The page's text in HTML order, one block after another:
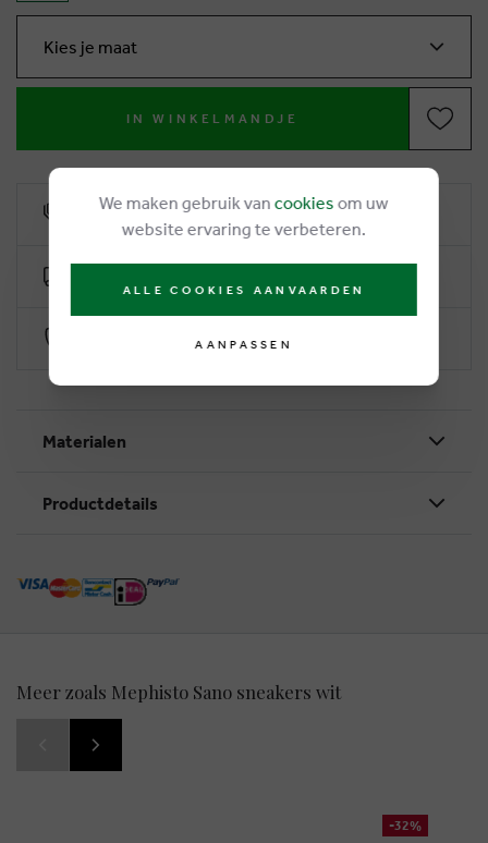
Kies je maat
IN WINKELMANDJE
6% klantenkorting
Veilig betalen via Worldline
Materialen
Productdetails
Meer zoals Mephisto Sano sneakers wit
-32%
We maken gebruik van cookies om uw
website ervaring te verbeteren.
ALLE COOKIES AANVAARDEN
AANPASSEN